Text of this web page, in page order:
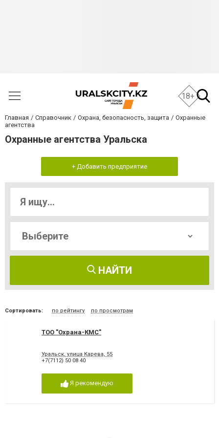
18+
Главная Справочник Охрана, безопасность, защита
Охранные
агентства
Охранные агентства Уральска
+ Добавить предприятие
НАЙТИ
Сортировать: по рейтингу по просмотрам
ТОО "Охрана-КМС"
Уральск, улица Карева, 55
+7(7112) 50 08 40
Я рекомендую